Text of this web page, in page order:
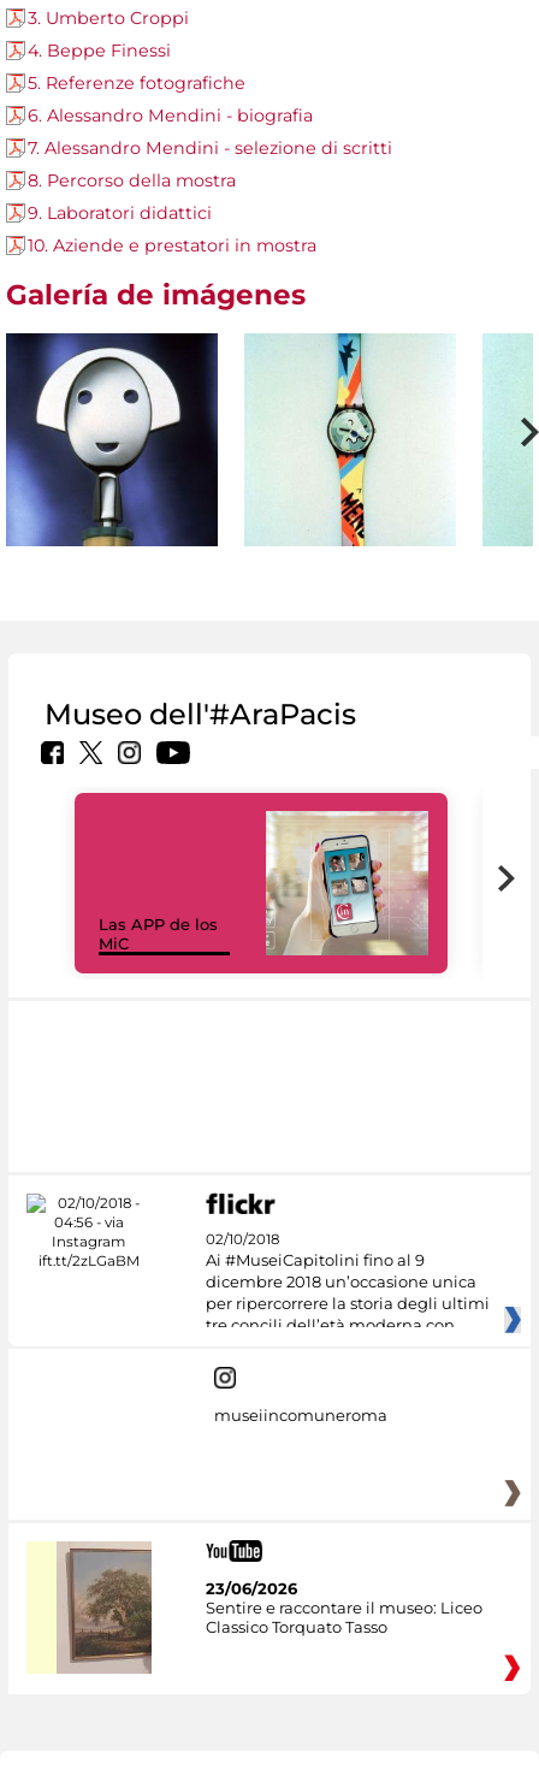
3. Umberto Croppi
4. Beppe Finessi
5. Referenze fotografiche
6. Alessandro Mendini - biografia
7. Alessandro Mendini - selezione di scritti
8. Percorso della mostra
9. Laboratori didattici
10. Aziende e prestatori in mostra
Galería de imágenes
Museo dell'#AraPacis
Las APP de los
MiC
02/10/2018
Ai #MuseiCapitolini fino al 9
dicembre 2018 un’occasione unica
per ripercorrere la storia degli ultimi
tre concili dell’età moderna con
museiincomuneroma
23/06/2026
Sentire e raccontare il museo: Liceo
Classico Torquato Tasso